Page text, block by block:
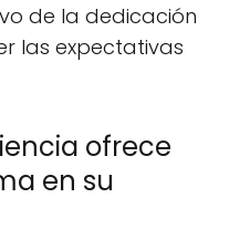
de la dedicación
las expectativas
ofrece
en su